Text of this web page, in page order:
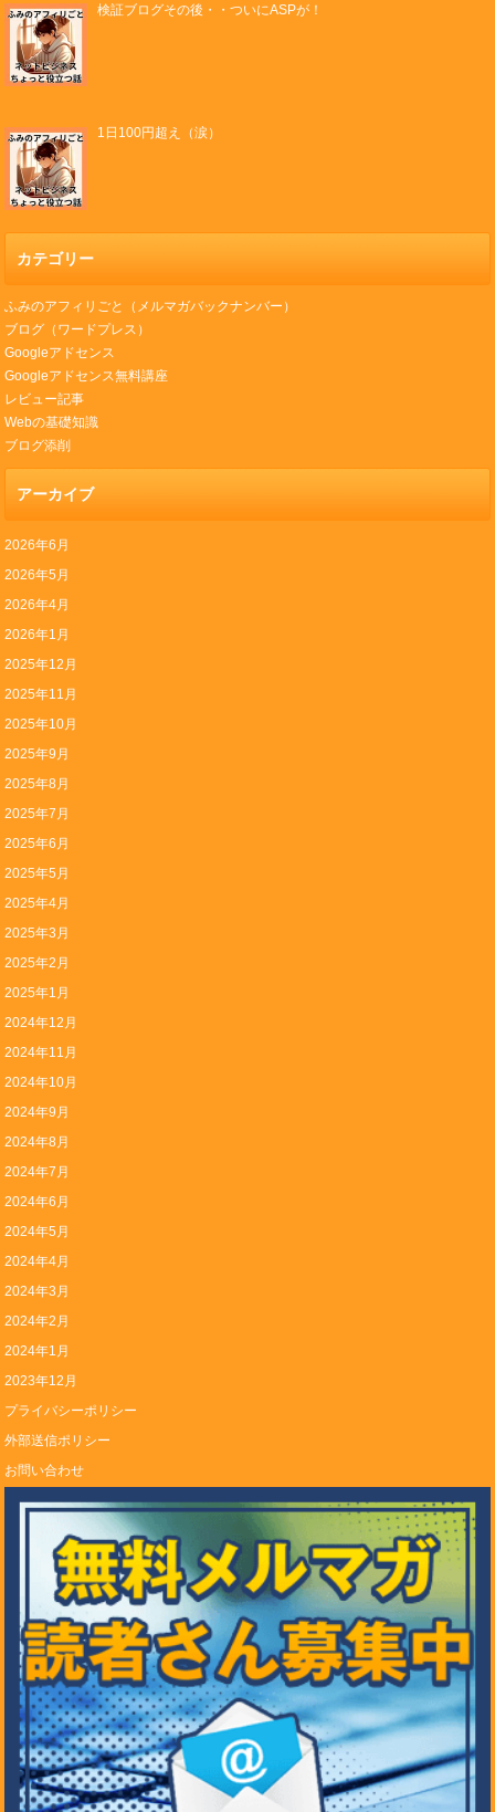
検証ブログその後・・ついにASPが！
1日100円超え（涙）
カテゴリー
ふみのアフィリごと（メルマガバックナンバー）
ブログ（ワードプレス）
Googleアドセンス
Googleアドセンス無料講座
レビュー記事
Webの基礎知識
ブログ添削
アーカイブ
2026年6月
2026年5月
2026年4月
2026年1月
2025年12月
2025年11月
2025年10月
2025年9月
2025年8月
2025年7月
2025年6月
2025年5月
2025年4月
2025年3月
2025年2月
2025年1月
2024年12月
2024年11月
2024年10月
2024年9月
2024年8月
2024年7月
2024年6月
2024年5月
2024年4月
2024年3月
2024年2月
2024年1月
2023年12月
プライバシーポリシー
外部送信ポリシー
お問い合わせ